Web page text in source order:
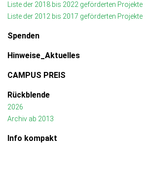
Liste der 2018 bis 2022 geförderten Projekte
Liste der 2012 bis 2017 geförderten Projekte
Spenden
Hinweise_Aktuelles
CAMPUS PREIS
Rückblende
2026
Archiv ab 2013
Info kompakt